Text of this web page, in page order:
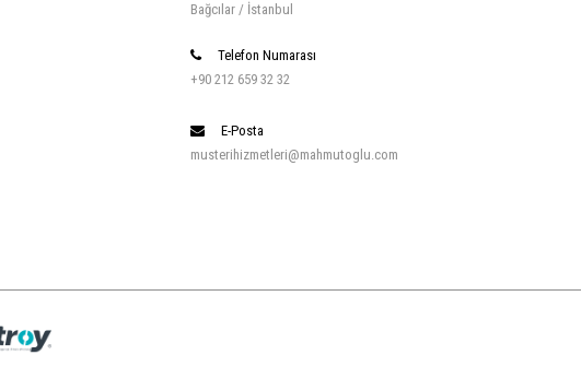
Bağcılar / İstanbul
Telefon Numarası
+90 212 659 32 32
E-Posta
musterihizmetleri@mahmutoglu.com